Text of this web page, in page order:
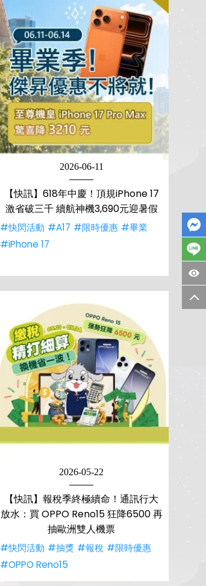
2026-06-11
【快訊】618年中慶！頂規iPhone 17
激省破三千 續航神機3,690元迎暑假
#快閃活動 #A17 #限時優惠 #畢業
#iPhone 17
2026-05-22
【快訊】報稅季終極續命！通訊行大
放水：買 OPPO Reno15 狂降6500 再
抽歐洲雙人機票
#快閃活動 #抽獎 #報稅 #限時優惠
#OPPO Reno15